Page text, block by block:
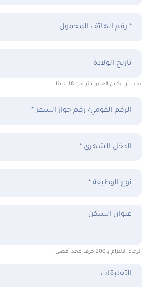
رقم الهاتف المحمول *
تاريخ الولادة
يجب أن يكون العمر أكثر من 18 عامًا
الرقم القومي/ رقم جواز السفر *
الدخل الشهري *
نوع الوظيفة *
عنوان السكن
الرجاء الالتزام بـ 200 حرف كحد أقصى
التعليقات